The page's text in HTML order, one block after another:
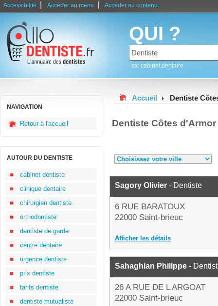
Accessibilité Accéder au menu Accéder au contenu
QUI ?
ex: cabinet dentaire
NAVIGATION
Retour à l'accueil
AUTOUR DU DENTISTE
cabinet dentiste
clinique dentaire
chirurgien dentiste
orthodontiste
dentiste de garde
centre dentaire
urgence dentiste
prix dentiste
tarifs dentiste
dentiste mutualiste
Accueil Dentiste
Dentiste Côtes d'Armor
Sagory Olivier - Dentiste
6 RUE BARATOUX
22000 Saint-brieuc
Afficher les détails
Sahaghian Philippe -
26 A RUE DE L ARGOAT
22000 Saint-brieuc